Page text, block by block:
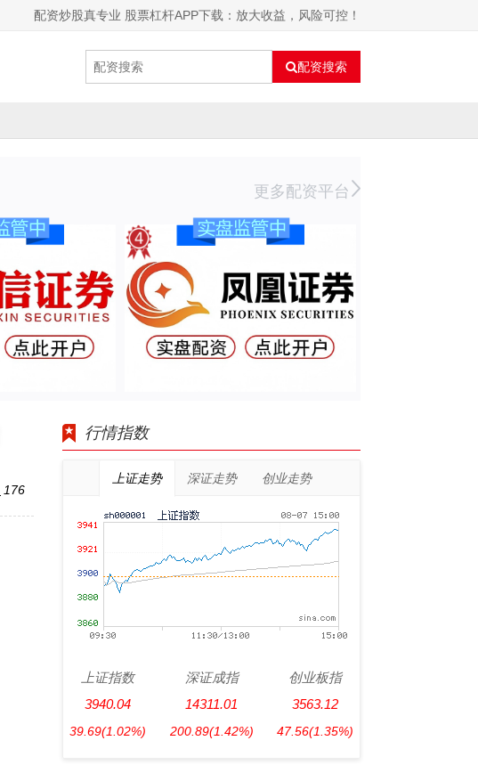
配资炒股真专业 股票杠杆APP下载：放大收益，风险可控！
配资搜索
更多配资平台
176
行情指数
上证走势 深证走势 创业走势
上证指数
3940.04
39.69(1.02%)
深证成指
14311.01
200.89(1.42%)
创业板指
3563.12
47.56(1.35%)